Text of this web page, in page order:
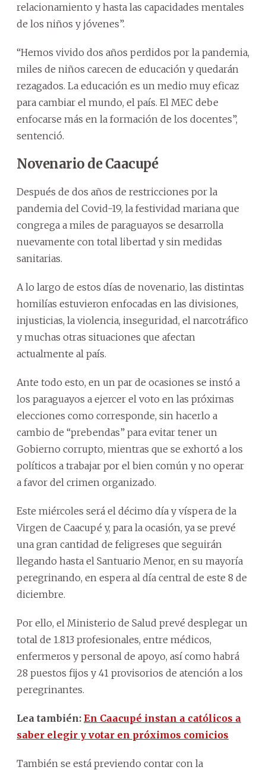
relacionamiento y hasta las capacidades mentales
de los niños y jóvenes”.
“Hemos vivido dos años perdidos por la pandemia,
miles de niños carecen de educación y quedarán
rezagados. La educación es un medio muy eficaz
para cambiar el mundo, el país. El MEC debe
enfocarse más en la formación de los docentes”,
sentenció.
Novenario de Caacupé
Después de dos años de restricciones por la
pandemia del Covid-19, la festividad mariana que
congrega a miles de paraguayos se desarrolla
nuevamente con total libertad y sin medidas
sanitarias.
A lo largo de estos días de novenario, las distintas
homilías estuvieron enfocadas en las divisiones,
injusticias, la violencia, inseguridad, el narcotráfico
y muchas otras situaciones que afectan
actualmente al país.
Ante todo esto, en un par de ocasiones se instó a
los paraguayos a ejercer el voto en las próximas
elecciones como corresponde, sin hacerlo a
cambio de “prebendas” para evitar tener un
Gobierno corrupto, mientras que se exhortó a los
políticos a trabajar por el bien común y no operar
a favor del crimen organizado.
Este miércoles será el décimo día y víspera de la
Virgen de Caacupé y, para la ocasión, ya se prevé
una gran cantidad de feligreses que seguirán
llegando hasta el Santuario Menor, en su mayoría
peregrinando, en espera al día central de este 8 de
diciembre.
Por ello, el Ministerio de Salud prevé desplegar un
total de 1.813 profesionales, entre médicos,
enfermeros y personal de apoyo, así como habrá
28 puestos fijos y 41 provisorios de atención a los
peregrinantes.
Lea también: En Caacupé instan a católicos a
saber elegir y votar en próximos comicios
También se está previendo contar con la